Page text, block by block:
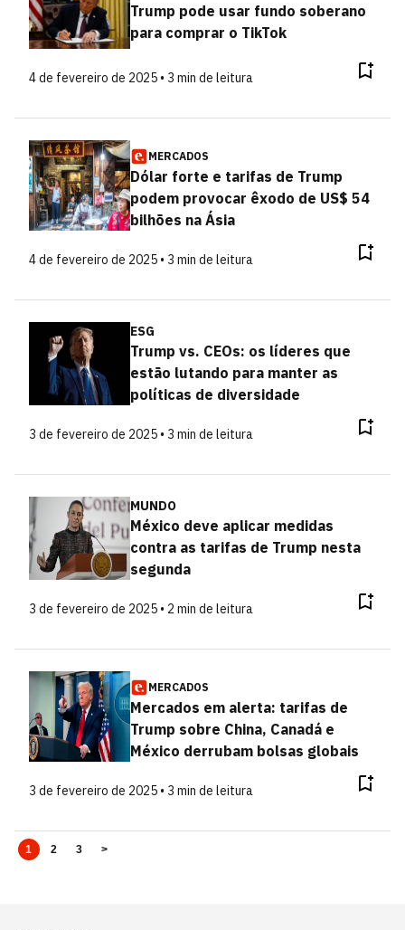
Trump pode usar fundo soberano
para comprar o TikTok
4 de fevereiro de 2025 • 3 min de leitura
MERCADOS
Dólar forte e tarifas de Trump
podem provocar êxodo de US$ 54
bilhões na Ásia
4 de fevereiro de 2025 • 3 min de leitura
ESG
Trump vs. CEOs: os líderes que
estão lutando para manter as
políticas de diversidade
3 de fevereiro de 2025 • 3 min de leitura
MUNDO
México deve aplicar medidas
contra as tarifas de Trump nesta
segunda
3 de fevereiro de 2025 • 2 min de leitura
MERCADOS
Mercados em alerta: tarifas de
Trump sobre China, Canadá e
México derrubam bolsas globais
3 de fevereiro de 2025 • 3 min de leitura
1 2 3 >